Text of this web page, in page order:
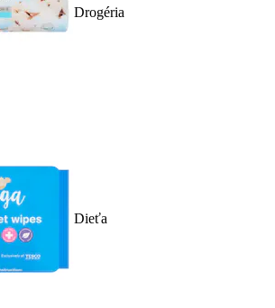
Drogéria
Dieťa